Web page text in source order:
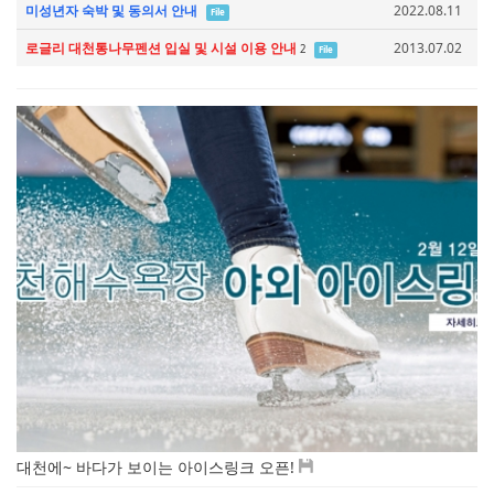
미성년자 숙박 및 동의서 안내 File
2022.08.11
로글리 대천통나무펜션 입실 및 시설 이용 안내 2 File 2013.07.02
대천에~ 바다가 보이는 아이스링크 오픈!